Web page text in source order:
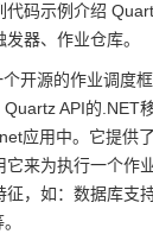
代码示例介绍
器、作业仓库。
开源的作业调度
API的.NET
应用中。它提供
它来为执行一个作
征，如：数据库支